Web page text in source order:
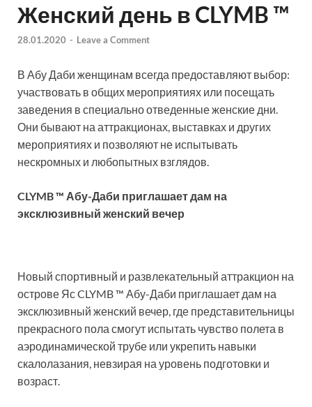
Женский день в CLYMB ™
28.01.2020 - Leave a Comment
В Абу Даби женщинам всегда предоставляют выбор:
участвовать в общих мероприятиях или посещать
заведения в специально отведенные женские дни.
Они бывают на аттракционах, выставках и других
мероприятиях и позволяют не испытывать
нескромных и любопытных взглядов.
CLYMB ™ Абу-Даби приглашает дам на
эксклюзивный женский вечер
Новый спортивный и развлекательный аттракцион на
острове Яс CLYMB ™ Абу-Даби приглашает дам на
эксклюзивный женский вечер, где представительницы
прекрасного пола смогут испытать чувство полета в
аэродинамической трубе или укрепить навыки
скалолазания, невзирая на уровень подготовки и
возраст.